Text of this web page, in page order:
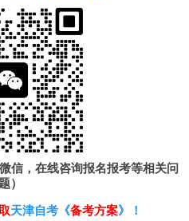
信，在线咨询报名报考等相关问
）
天津自考《备考方案》！